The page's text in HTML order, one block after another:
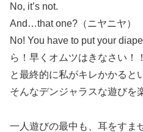
No, it’s not.
And…that one?（ニヤニヤ）
No! You have to put your
ら！早くオムツはきなさい！
と最終的に私がキレかかると
そんなデンジャラスな遊びを
一人遊びの最中も、耳をすま